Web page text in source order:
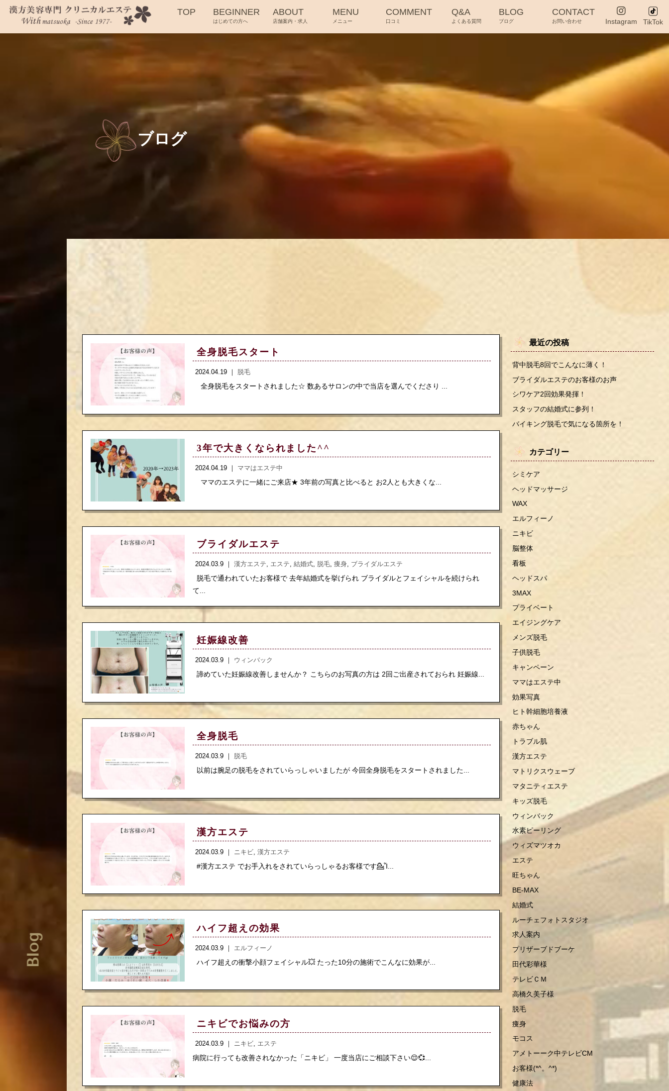
TOP BEGINNER
はじめての方へ
ABOUT
店舗案内・求人
MENU
メニュー
COMMENT
口コミ
Q&A
よくある質問
BLOG
ブログ
CONTACT
お問い合わせ Instagram TikTok
Blog
ブログ
全身脱毛スタート
2024.04.19 ｜ 脱毛
全身脱毛をスタートされました☆ 数あるサロンの中で当店を選んでくださり ...
3年で大きくなられました^^
2024.04.19 ｜ ママはエステ中
ママのエステに一緒にご来店★ 3年前の写真と比べると お2人とも大きくな...
ブライダルエステ
2024.03.9 ｜漢方エステ エステ ,結婚式 脱毛 ,痩身 ブライダルエステ
脱毛で通われていたお客様で 去年結婚式を挙げられ ブライダルとフェイシャルを続けられ
て...
妊娠線改善
2024.03.9 ｜ ウィンバック
諦めていた妊娠線改善しませんか？ こちらのお写真の方は 2回ご出産されておられ 妊娠線...
全身脱毛
2024.03.9 ｜ 脱毛
以前は腕足の脱毛をされていらっしゃいましたが 今回全身脱毛をスタートされました...
漢方エステ
2024.03.9 ｜ ニキビ ,漢方エステ
#漢方エステ でお手入れをされていらっしゃるお客様です💁Ἷ...
ハイフ超えの効果
2024.03.9 ｜ エルフィーノ
ハイフ超えの衝撃小顔フェイシャル💥 たった10分の施術でこんなに効果が...
ニキビでお悩みの方
2024.03.9 ｜ ニキビ, エステ
病院に行っても改善されなかった「ニキビ」 一度当店にご相談下さい😌💞...
最近の投稿
背中脱毛8回でこんなに薄く！
ブライダルエステのお客様のお声
シワケア2回効果発揮！
スタッフの結婚式に参列！
バイキング脱毛で気になる箇所を！
カテゴリー
シミケア
ヘッドマッサージ
WAX
エルフィーノ
ニキビ
脳整体
看板
ヘッドスパ
3MAX
プライベート
エイジングケア
メンズ脱毛
子供脱毛
キャンペーン
ママはエステ中
効果写真
ヒト幹細胞培養液
赤ちゃん
トラブル肌
漢方エステ
マトリクスウェーブ
マタニティエステ
キッズ脱毛
ウィンバック
水素ピーリング
ウィズマツオカ
エステ
旺ちゃん
BE-MAX
結婚式
ルーチェフォトスタジオ
求人案内
プリザーブドブーケ
田代彩華様
テレビＣＭ
高橋久美子様
脱毛
痩身
モコス
アメトーーク中テレビCM
お客様(*^。^*)
健康法